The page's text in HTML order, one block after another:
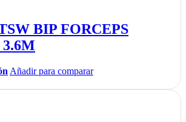
BIP FORCEPS
Añadir para comparar